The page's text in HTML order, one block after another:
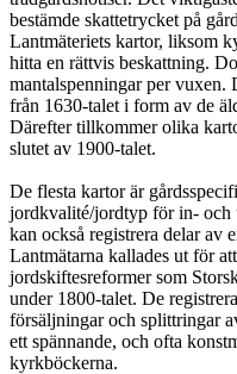
bestämde skattetrycket på
Lantmäteriets kartor, liksom
hitta en rättvis beskattning.
mantalspenningar per vuxen.
från 1630-talet i form av de
Därefter tillkommer olika
slutet av 1900-talet.
De flesta kartor är
jordkvalité/jordtyp för in- och
kan också registrera delar av
Lantmätarna kallades ut för
jordskiftesreformer som
under 1800-talet. De
försäljningar och splittringar
ett spännande, och ofta
kyrkböckerna.